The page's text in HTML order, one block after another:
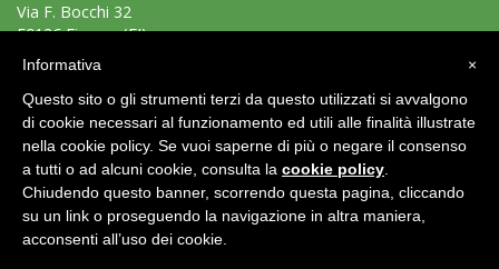
Via F. Bocchi 32
50126 Firenze (FI)
Tel: 055/0125623 - Fax: 055/0125621
C.F.: 94019570483
Area Riservata 2.0
×
Informativa
Questo sito o gli strumenti terzi da questo utilizzati si avvalgono
di cookie necessari al funzionamento ed utili alle finalità illustrate
nella cookie policy. Se vuoi saperne di più o negare il consenso
a tutti o ad alcuni cookie, consulta la cookie policy
Chiudendo questo banner, scorrendo questa pagina, cliccando
su un link o proseguendo la navigazione in altra maniera,
acconsenti all’uso dei cookie.